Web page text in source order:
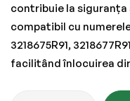
contribuie la
compatibil cu
3218675R91,
facilitând înlocuirea